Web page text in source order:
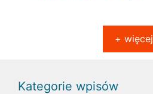
+ więcej
Kategorie wpisów